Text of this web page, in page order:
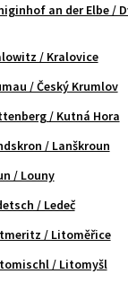
an der Elbe /
/ Kralovice
/ Český Krumlov
/ Kutná Hora
/ Lanškroun
/ Louny
/ Ledeč
/ Litoměřice
/ Litomyšl